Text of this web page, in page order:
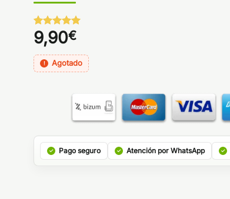
Valorado
con5de 5
en base a
1
valoración
de un
9,90€
Agotado
Pago seguro Atención por WhatsApp